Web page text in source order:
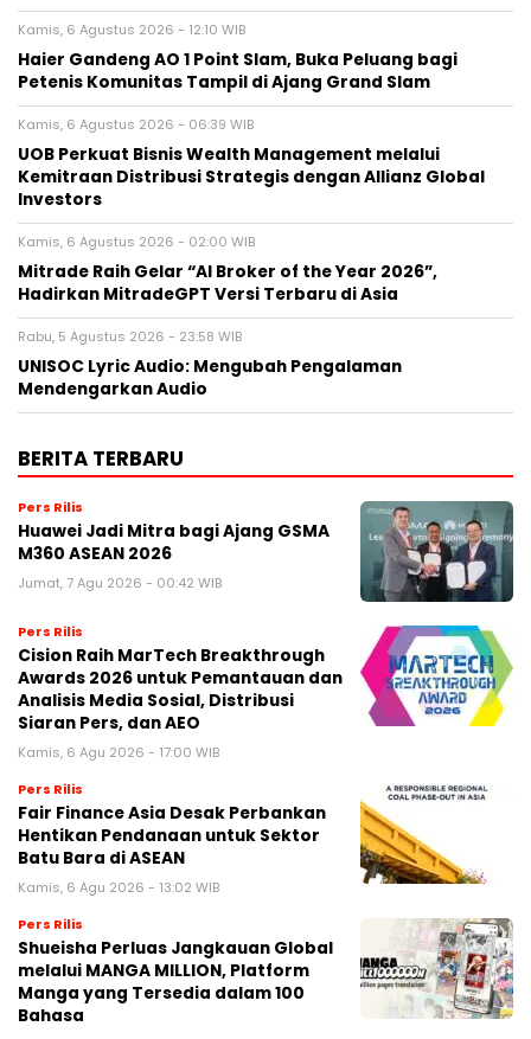
Kamis, 6 Agustus 2026 - 12:10 WIB
Haier Gandeng AO 1 Point Slam, Buka Peluang bagi
Petenis Komunitas Tampil di Ajang Grand Slam
Kamis, 6 Agustus 2026 - 06:39 WIB
UOB Perkuat Bisnis Wealth Management melalui
Kemitraan Distribusi Strategis dengan Allianz Global
Investors
Kamis, 6 Agustus 2026 - 02:00 WIB
Mitrade Raih Gelar “AI Broker of the Year 2026”,
Hadirkan MitradeGPT Versi Terbaru di Asia
Rabu, 5 Agustus 2026 - 23:58 WIB
UNISOC Lyric Audio: Mengubah Pengalaman
Mendengarkan Audio
BERITA TERBARU
Pers Rilis
Huawei Jadi Mitra bagi Ajang GSMA
M360 ASEAN 2026
Jumat, 7 Agu 2026 - 00:42 WIB
Pers Rilis
Cision Raih MarTech Breakthrough
Awards 2026 untuk Pemantauan dan
Analisis Media Sosial, Distribusi
Siaran Pers, dan AEO
Kamis, 6 Agu 2026 - 17:00 WIB
Pers Rilis
Fair Finance Asia Desak Perbankan
Hentikan Pendanaan untuk Sektor
Batu Bara di ASEAN
Kamis, 6 Agu 2026 - 13:02 WIB
Pers Rilis
Shueisha Perluas Jangkauan Global
melalui MANGA MILLION, Platform
Manga yang Tersedia dalam 100
Bahasa